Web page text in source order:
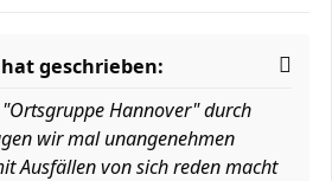
geschrieben:
Hannover" durch
wir mal unangenehmen
Ausfällen von sich reden macht